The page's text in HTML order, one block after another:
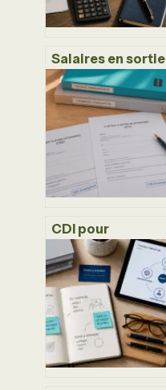
Salaires en sortie
d’école de
commerce :
chiffres réels,
disparités et
leviers de
négociation
CDI pour
professeur
contractuel : 6
ans d’ancienneté
et 3 avantages
majeurs pour
stabiliser sa
carrière